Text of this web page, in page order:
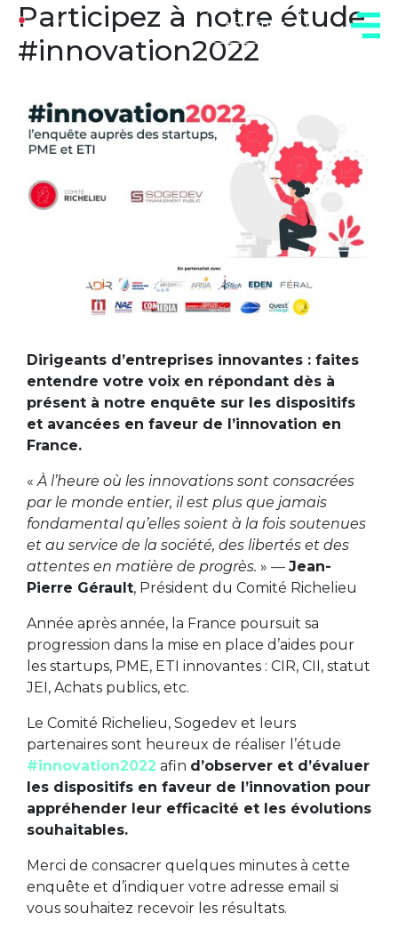
ADHÉREZ
Participez à notre étude
#innovation2022
Dirigeants d’entreprises innovantes : faites
entendre votre voix en répondant dès à
présent à notre enquête sur les dispositifs
et avancées en faveur de l’innovation en
France.
« À l’heure où les innovations sont consacrées
par le monde entier, il est plus que jamais
fondamental qu’elles soient à la fois soutenues
et au service de la société, des libertés et des
attentes en matière de progrès. » — Jean-
Pierre Gérault, Président du Comité Richelieu
Année après année, la France poursuit sa
progression dans la mise en place d’aides pour
les startups, PME, ETI innovantes : CIR, CII, statut
JEI, Achats publics, etc.
Le Comité Richelieu, Sogedev et leurs
partenaires sont heureux de réaliser l’étude
#innovation2022 afin d’observer et d’évaluer
les dispositifs en faveur de l’innovation pour
appréhender leur efficacité et les évolutions
souhaitables.
Merci de consacrer quelques minutes à cette
enquête et d’indiquer votre adresse email si
vous souhaitez recevoir les résultats.